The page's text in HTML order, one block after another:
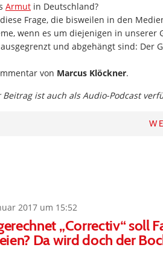
Armut in Deutschland?
Frage, die bisweilen in den
wenn es um diejenigen in
und abgehängt sind: Der
von Marcus Klöckner.
Beitrag ist auch als Audio-Podcast
2017 um 15:52
„Correctiv“ soll
Da wird doch der